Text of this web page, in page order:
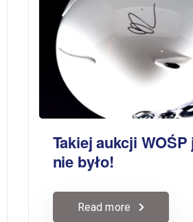
Takiej aukcji WOŚP
nie było!
Read more